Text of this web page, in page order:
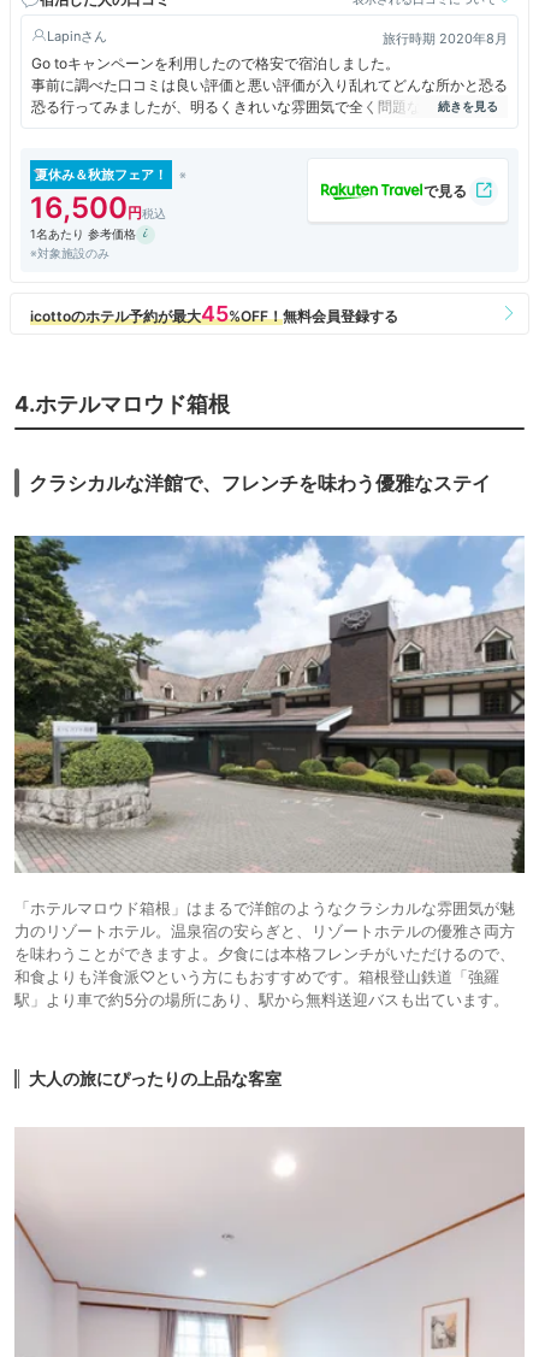
Lapin 旅行時期 2020年8月
Go toキャンペーンを利用したので格安で宿泊しました。
事前に調べた口コミは良い評価と悪い評価が入り乱れてどんな所かと恐る
恐る行ってみましたが、明るくきれいな雰囲気で全く問題なかったです。
本館で予約してましたが、さくら亭にアップグレードされてました。
ちよかったです。
食事処まで一旦外に出なければならず、結構遠いので歩くのがつらいお年
寄りの方とかは本館にした方が無難だと思います。
食事も問題ないレベルで美味しくいただきましたが、正規料金で泊まった
場合はちょっと不満に思うかもしれません。
夏休み＆秋旅フェア！
16,500
1名あたり 参考価格
※対象施設のみ
4.ホテルマロウド箱根
クラシカルな洋館で、フレンチを味わう優雅なステイ
「ホテルマロウド箱根」はまるで洋館のようなクラシカルな雰囲気が魅
力のリゾートホテル。温泉宿の安らぎと、リゾートホテルの優雅さ両方
を味わうことができますよ。夕食には本格フレンチがいただけるので、
和食よりも洋食派♡という方にもおすすめです。箱根登山鉄道「強羅
駅」より車で約5分の場所にあり、駅から無料送迎バスも出ています。
大人の旅にぴったりの上品な客室